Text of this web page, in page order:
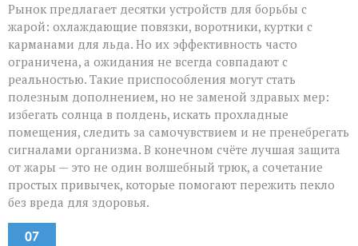
Рынок предлагает десятки устройств для борьбы с
жарой: охлаждающие повязки, воротники, куртки с
карманами для льда. Но их эффективность часто
ограничена, а ожидания не всегда совпадают с
реальностью. Такие приспособления могут стать
полезным дополнением, но не заменой здравых мер:
избегать солнца в полдень, искать прохладные
помещения, следить за самочувствием и не пренебрегать
сигналами организма. В конечном счёте лучшая защита
от жары — это не один волшебный трюк, а сочетание
простых привычек, которые помогают пережить пекло
без вреда для здоровья.
07